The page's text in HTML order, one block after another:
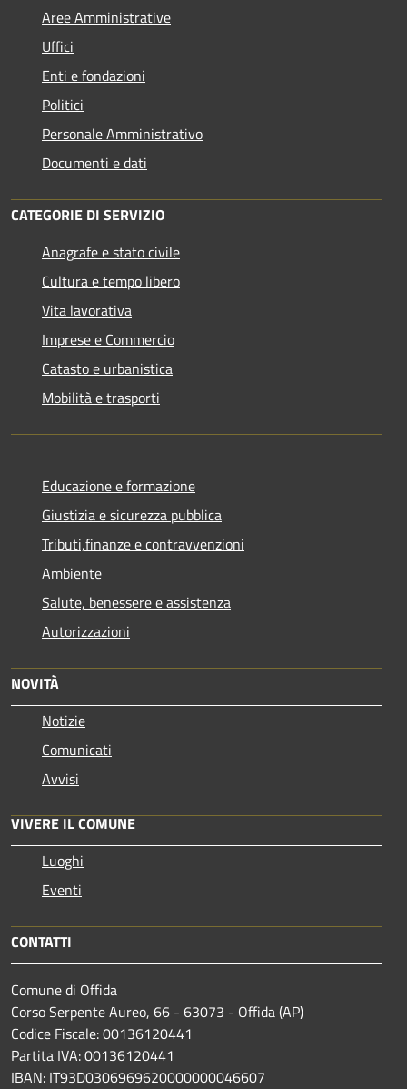
Aree Amministrative
Uffici
Enti e fondazioni
Politici
Personale Amministrativo
Documenti e dati
CATEGORIE DI SERVIZIO
Anagrafe e stato civile
Cultura e tempo libero
Vita lavorativa
Imprese e Commercio
Catasto e urbanistica
Mobilità e trasporti
Educazione e formazione
Giustizia e sicurezza pubblica
Tributi,finanze e contravvenzioni
Ambiente
Salute, benessere e assistenza
Autorizzazioni
NOVITÀ
Notizie
Comunicati
Avvisi
VIVERE IL COMUNE
Luoghi
Eventi
CONTATTI
Comune di Offida
Corso Serpente Aureo, 66 - 63073 - Offida (AP)
Codice Fiscale: 00136120441
Partita IVA: 00136120441
IBAN: IT93D0306969620000000046607